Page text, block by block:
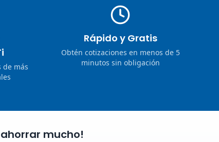
de más
Rápido y Gratis
Obtén cotizaciones en menos de 5
minutos sin obligación
mucho!